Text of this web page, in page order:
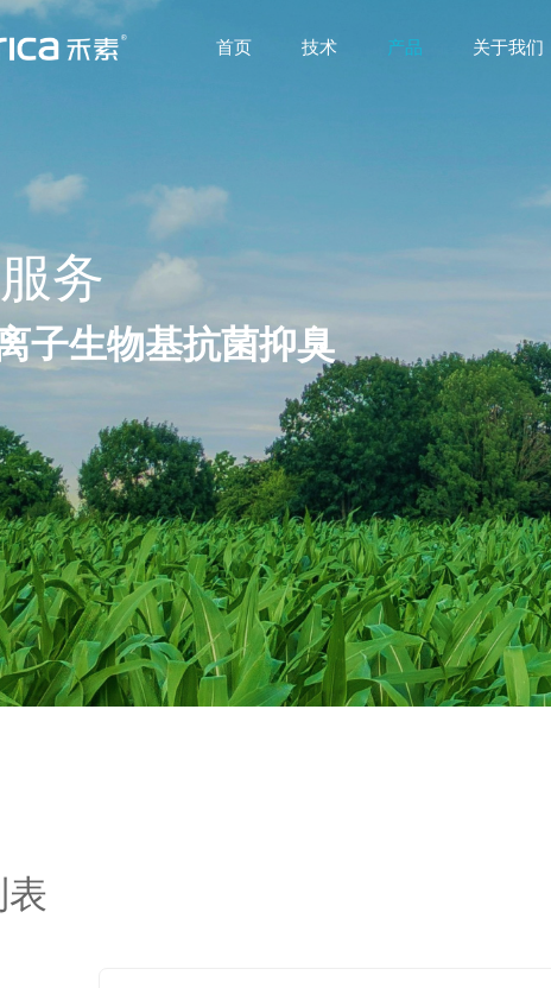
首页 技术 产品 关于我们
务
子生物基抗菌抑臭
表